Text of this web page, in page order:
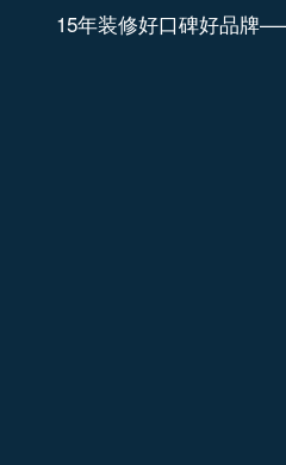
15年装修好口碑好品牌